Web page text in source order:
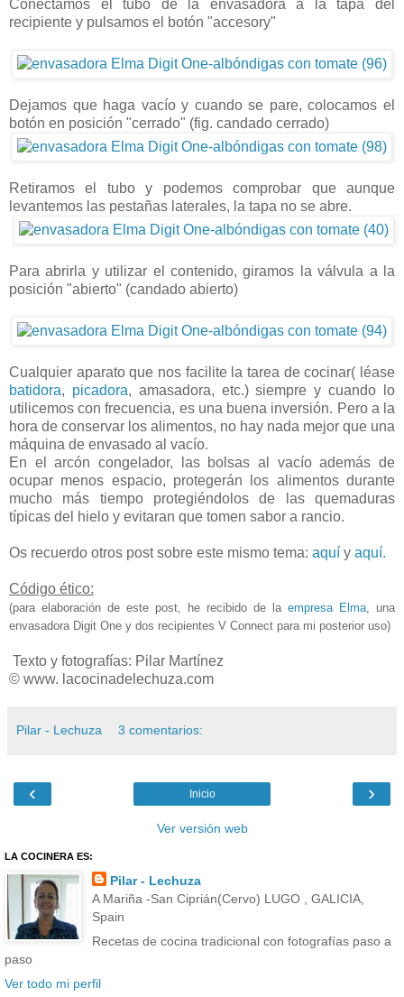
Conectamos el tubo de la envasadora a la tapa del
recipiente y pulsamos el botón "accesory"
Dejamos que haga vacío y cuando se pare, colocamos el
botón en posición "cerrado" (fig. candado cerrado)
Retiramos el tubo y podemos comprobar que aunque
levantemos las pestañas laterales, la tapa no se abre.
Para abrirla y utilizar el contenido, giramos la válvula a la
posición "abierto" (candado abierto)
Cualquier aparato que nos facilite la tarea de cocinar( léase
batidora, picadora, amasadora, etc.) siempre y cuando lo
utilicemos con frecuencia, es una buena inversión. Pero a la
hora de conservar los alimentos, no hay nada mejor que una
máquina de envasado al vacío.
En el arcón congelador, las bolsas al vacío además de
ocupar menos espacio, protegerán los alimentos durante
mucho más tiempo protegiéndolos de las quemaduras
típicas del hielo y evitaran que tomen sabor a rancio.
Os recuerdo otros post sobre este mismo tema: aquí y aquí.
Código ético:
(para elaboración de este post, he recibido de la empresa Elma , una
envasadora Digit One y dos recipientes V Connect para mi posterior uso)
Texto y fotografías: Pilar Martínez
© www. lacocinadelechuza.com
Pilar - Lechuza 3 comentarios:
‹ ›
Inicio
Ver versión web
LA COCINERA ES:
Pilar - Lechuza
A Mariña -San Ciprián(Cervo) LUGO , GALICIA,
Spain
Recetas de cocina tradicional con fotografías paso a
paso
Ver todo mi perfil